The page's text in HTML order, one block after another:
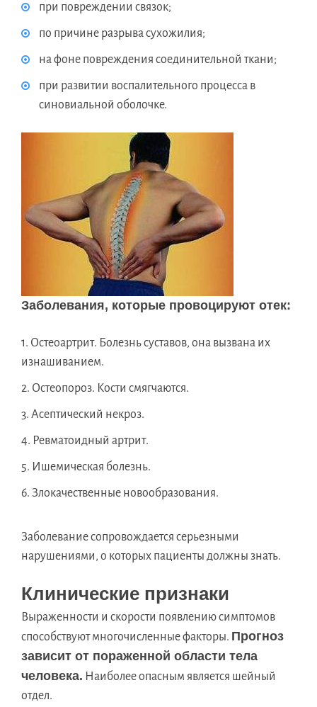
при повреждении связок;
по причине разрыва сухожилия;
на фоне повреждения соединительной ткани;
при развитии воспалительного процесса в
синовиальной оболочке.
Заболевания, которые провоцируют отек:
Остеоартрит. Болезнь суставов, она вызвана их
изнашиванием.
Остеопороз. Кости смягчаются.
Асептический некроз.
Ревматоидный артрит.
Ишемическая болезнь.
Злокачественные новообразования.
Заболевание сопровождается серьезными
нарушениями, о которых пациенты должны знать.
Клинические признаки
Выраженности и скорости появлению симптомов
способствуют многочисленные факторы. Прогноз
зависит от пораженной области тела
человека. Наиболее опасным является шейный
отдел.